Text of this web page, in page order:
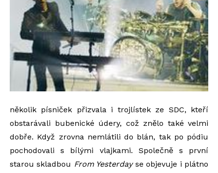
několik písniček přizvala i trojlístek ze SDC, kteří
obstarávali bubenické údery, což znělo také velmi
dobře. Když zrovna nemlátili do blán, tak po pódiu
pochodovali s bílými vlajkami. Společně s první
starou skladbou From Yesterdayse objevuje i plátno